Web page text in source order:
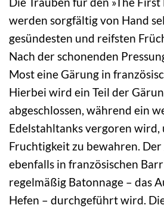
werden sorgfältig von Hand
gesündesten und reifsten
Nach der schonenden
Most eine Gärung in
Hierbei wird ein Teil der
abgeschlossen, während ein
Edelstahltanks vergoren wird,
Fruchtigkeit zu bewahren.
ebenfalls in französischen
regelmäßig Batonnage – das
Hefen – durchgeführt wird.